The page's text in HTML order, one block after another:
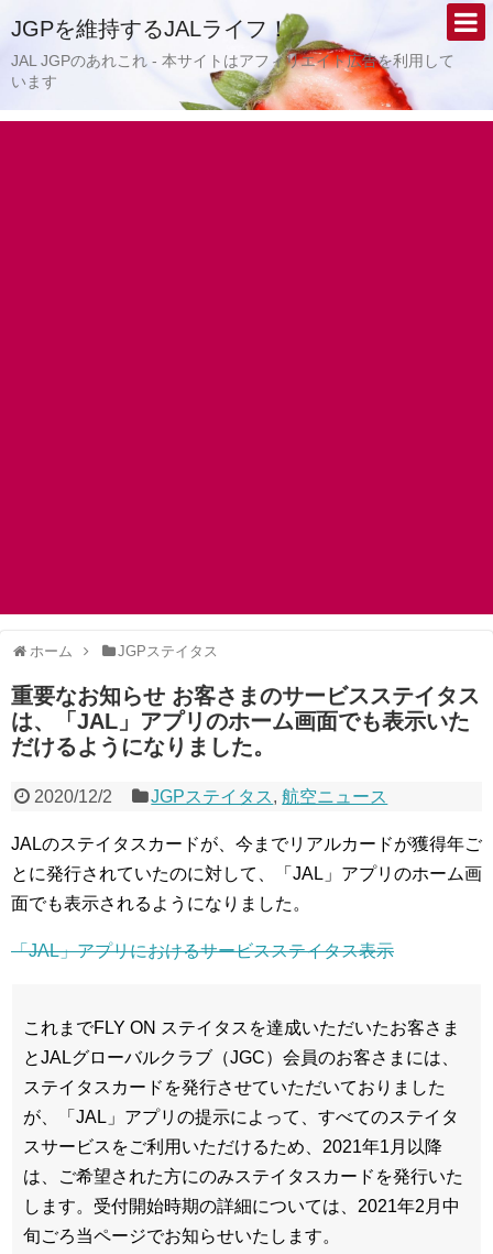
JGPを維持するJALライフ！
JAL JGPのあれこれ - 本サイトはアフィリエイト広告を利用して
います
ホーム JGPステイタス
重要なお知らせ お客さまのサービスステイタス
は、「JAL」アプリのホーム画面でも表示いた
だけるようになりました。
2020/12/2 JGPステイタス,航空ニュース
JALのステイタスカードが、今までリアルカードが獲得年ご
とに発行されていたのに対して、「JAL」アプリのホーム画
面でも表示されるようになりました。
「JAL」アプリにおけるサービスステイタス表示
これまでFLY ON ステイタスを達成いただいたお客さま
とJALグローバルクラブ（JGC）会員のお客さまには、
ステイタスカードを発行させていただいておりました
が、「JAL」アプリの提示によって、すべてのステイタ
スサービスをご利用いただけるため、2021年1月以降
は、ご希望された方にのみステイタスカードを発行いた
します。受付開始時期の詳細については、2021年2月中
旬ごろ当ページでお知らせいたします。